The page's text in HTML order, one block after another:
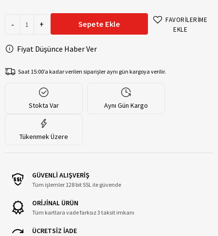
- + Sepete Ekle
FAVORİLERİME
EKLE
Fiyat Düşünce Haber Ver
Saat 15:00’a kadar verilen siparişler aynı gün kargoya verilir.
Stokta Var Aynı Gün Kargo
Tükenmek Üzere
GÜVENLİ ALIŞVERİŞ
Tüm işlemler 128 bit SSL ile güvende
ORİJİNAL ÜRÜN
Tüm kartlara vade farksız 3 taksit imkanı
ÜCRETSİZ İADE